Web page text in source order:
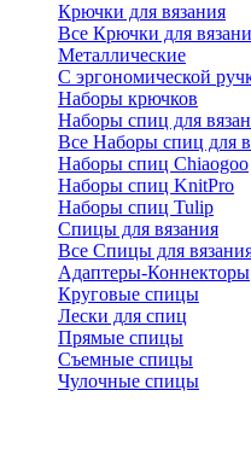
Крючки для вязания
Все Крючки для
Металлические
С эргономической
Наборы крючков
Наборы спиц для
Все Наборы спиц для
Наборы спиц Chiaogoo
Наборы спиц KnitPro
Наборы спиц Tulip
Спицы для вязания
Все Спицы для
Адаптеры-Коннекторы
Круговые спицы
Лески для спиц
Прямые спицы
Съемные спицы
Чулочные спицы